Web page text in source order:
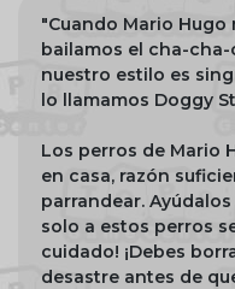
"Cuando Mario Hugo
bailamos el cha-cha-
nuestro estilo es
lo llamamos Doggy
Los perros de Mario
en casa, razón
parrandear.
solo a estos perros
cuidado! ¡Debes
desastre antes de